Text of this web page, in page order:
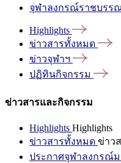
จุฬาลงกรณ์ราชบรร
Highlights
ข่าวสารทั้งหมด
ข่าวจุฬาฯ
ปฏิทินกิจกรรม
ข่าวสารและกิจกรรม
Highlights Highlights
ข่าวสารทั้งหมด ข่าว
ประกาศจุฬาลงกรณ์